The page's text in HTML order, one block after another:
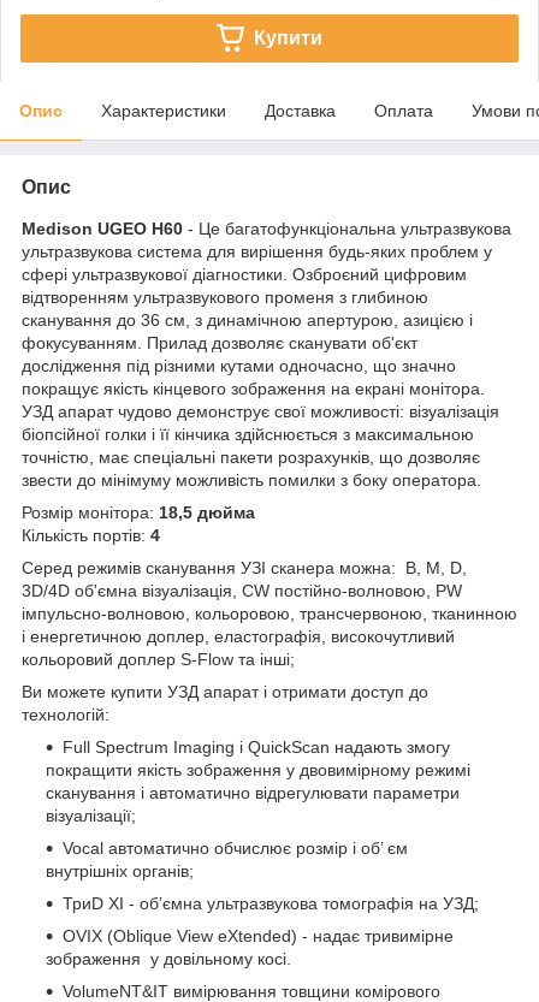
Купити
Опис Характеристики Доставка Оплата Умови
Опис
Medison UGEO H60 - Це багатофункціональна ультразвукова
ультразвукова система для вирішення будь-яких проблем у
сфері ультразвукової діагностики. Озброєний цифровим
відтворенням ультразвукового променя з глибиною
сканування до 36 см, з динамічною апертурою, азицією і
фокусуванням. Прилад дозволяє сканувати об'єкт
дослідження під різними кутами одночасно, що значно
покращує якість кінцевого зображення на екрані монітора.
УЗД апарат чудово демонструє свої можливості: візуалізація
біопсійної голки і її кінчика здійснюється з максимальною
точністю, має спеціальні пакети розрахунків, що дозволяє
звести до мінімуму можливість помилки з боку оператора.
Розмір монітора: 18,5 дюйма
Кількість портів: 4
Серед режимів сканування УЗІ сканера можна: B, M, D,
3D/4D об'ємна візуалізація, CW постійно-волновою, PW
імпульсно-волновою, кольоровою, трансчервоною, тканинною
і енергетичною доплер, еластографія, високочутливий
кольоровий доплер S-Flow та інші;
Ви можете купити УЗД апарат і отримати доступ до
технологій:
Full Spectrum Imaging і QuickScan надають змогу
покращити якість зображення у двовимірному режимі
сканування і автоматично відрегулювати параметри
візуалізації;
Vocal автоматично обчислює розмір і об’ єм
внутрішніх органів;
ТриD XI - об’ємна ультразвукова томографія на УЗД;
OVIX (Oblique View eXtended) - надає тривимірне
зображення у довільному косі.
VolumeNT&IT вимірювання товщини комірового